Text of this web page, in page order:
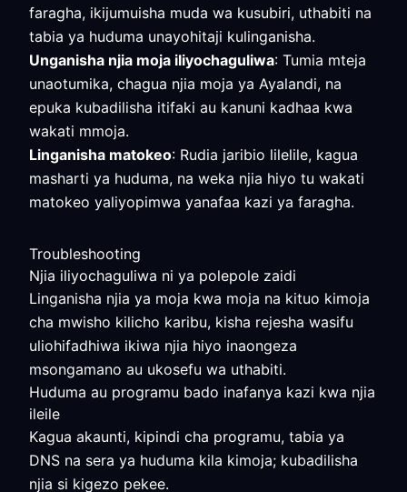
faragha, ikijumuisha muda wa kusubiri, uthabiti na
tabia ya huduma unayohitaji kulinganisha.
Unganisha njia moja iliyochaguliwa: Tumia mteja
unaotumika, chagua njia moja ya Ayalandi, na
epuka kubadilisha itifaki au kanuni kadhaa kwa
wakati mmoja.
Linganisha matokeo: Rudia jaribio lilelile, kagua
masharti ya huduma, na weka njia hiyo tu wakati
matokeo yaliyopimwa yanafaa kazi ya faragha.
Troubleshooting
Njia iliyochaguliwa ni ya polepole zaidi
Linganisha njia ya moja kwa moja na kituo kimoja
cha mwisho kilicho karibu, kisha rejesha wasifu
uliohifadhiwa ikiwa njia hiyo inaongeza
msongamano au ukosefu wa uthabiti.
Huduma au programu bado inafanya kazi kwa njia
ileile
Kagua akaunti, kipindi cha programu, tabia ya
DNS na sera ya huduma kila kimoja; kubadilisha
njia si kigezo pekee.